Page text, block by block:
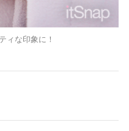
ィな印象に！